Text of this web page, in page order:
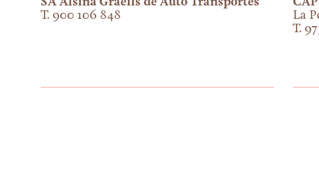
T. 900 106 848
La
T.